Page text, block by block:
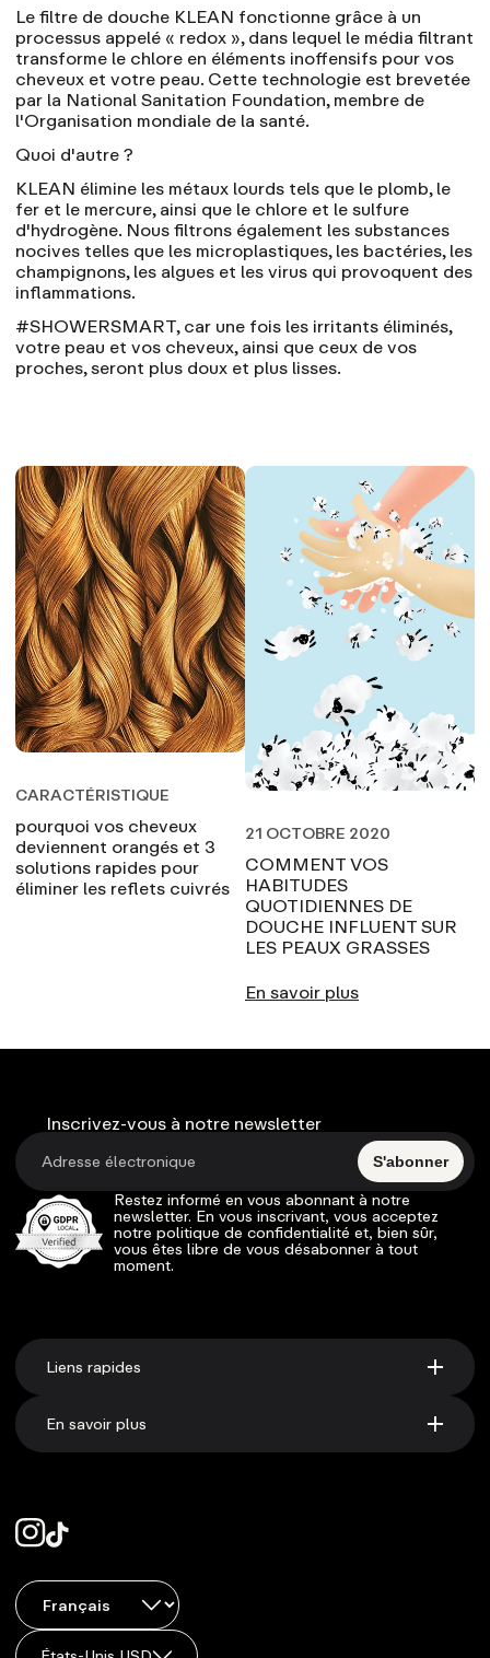
Le filtre de douche KLEAN fonctionne grâce à un
processus appelé « redox », dans lequel le média filtrant
transforme le chlore en éléments inoffensifs pour vos
cheveux et votre peau. Cette technologie est brevetée
par la National Sanitation Foundation, membre de
l'Organisation mondiale de la santé.
Quoi d'autre ?
KLEAN élimine les métaux lourds tels que le plomb, le
fer et le mercure, ainsi que le chlore et le sulfure
d'hydrogène. Nous filtrons également les substances
nocives telles que les microplastiques, les bactéries, les
champignons, les algues et les virus qui provoquent des
inflammations.
#SHOWERSMART, car une fois les irritants éliminés,
votre peau et vos cheveux, ainsi que ceux de vos
proches, seront plus doux et plus lisses.
CARACTÉRISTIQUE
pourquoi vos cheveux
deviennent orangés et 3
solutions rapides pour
éliminer les reflets cuivrés
21 OCTOBRE 2020
COMMENT VOS
HABITUDES
QUOTIDIENNES DE
DOUCHE INFLUENT SUR
LES PEAUX GRASSES
En savoir plus
Inscrivez-vous à notre newsletter
S'abonner
Restez informé en vous abonnant à notre
newsletter. En vous inscrivant, vous acceptez
notre politique de confidentialité et, bien sûr,
vous êtes libre de vous désabonner à tout
moment.
Liens rapides
En savoir plus